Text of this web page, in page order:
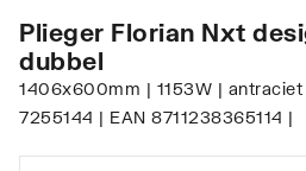
Plieger Florian Nxt
dubbel
1406x600mm | 1153W |
7255144 | EAN 8711238365114 |